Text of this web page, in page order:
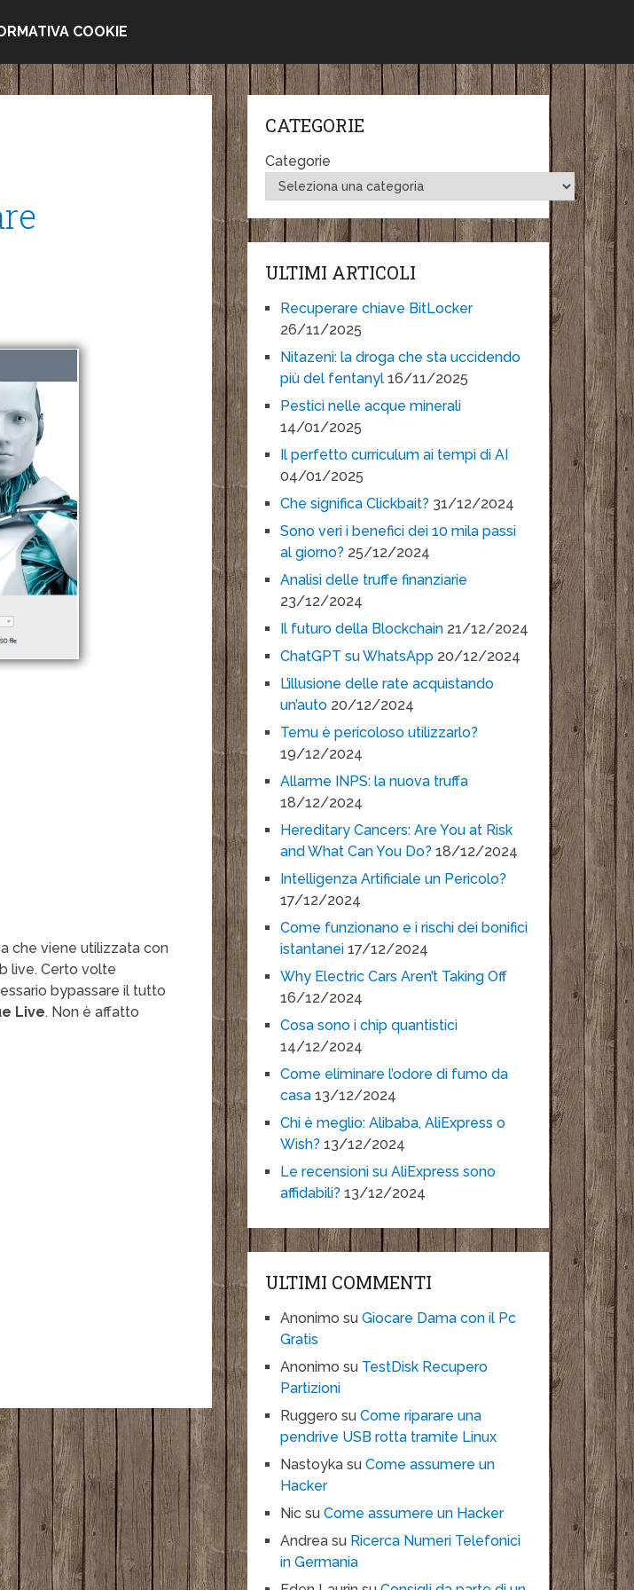
COOKIE
che viene utilizzata con
live. Certo volte
bypassare il tutto
Live. Non è affatto
CATEGORIE
Categorie
ULTIMI ARTICOLI
Recuperare chiave BitLocker
26/11/2025
Nitazeni: la droga che sta uccidendo
più del fentanyl 16/11/2025
Pestici nelle acque minerali
14/01/2025
Il perfetto curriculum ai tempi di AI
04/01/2025
Che significa Clickbait? 31/12/2024
Sono veri i benefici dei 10 mila passi
al giorno? 25/12/2024
Analisi delle truffe finanziarie
23/12/2024
Il futuro della Blockchain 21/12/2024
ChatGPT su WhatsApp 20/12/2024
L’illusione delle rate acquistando
un’auto 20/12/2024
Temu è pericoloso utilizzarlo?
19/12/2024
Allarme INPS: la nuova truffa
18/12/2024
Hereditary Cancers: Are You at Risk
and What Can You Do? 18/12/2024
Intelligenza Artificiale un Pericolo?
17/12/2024
Come funzionano e i rischi dei bonifici
istantanei 17/12/2024
Why Electric Cars Aren’t Taking Off
16/12/2024
Cosa sono i chip quantistici
14/12/2024
Come eliminare l’odore di fumo da
casa 13/12/2024
Chi è meglio: Alibaba, AliExpress o
Wish? 13/12/2024
Le recensioni su AliExpress sono
affidabili? 13/12/2024
ULTIMI COMMENTI
Anonimo suGiocare Dama con il Pc
Gratis
Anonimo su TestDisk Recupero
Partizioni
Ruggero suCome riparare una
pendrive USB rotta tramite Linux
Nastoyka suCome assumere un
Hacker
Nic suCome assumere un Hacker
Andrea su Ricerca Numeri Telefonici
in Germania